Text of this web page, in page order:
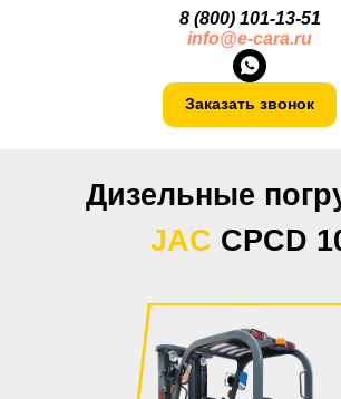
8 (800) 101-13-51
info@e-cara.ru
Заказать звонок
Дизельные
JAC CPCD